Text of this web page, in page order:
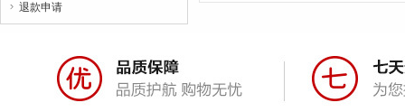
 退款申请